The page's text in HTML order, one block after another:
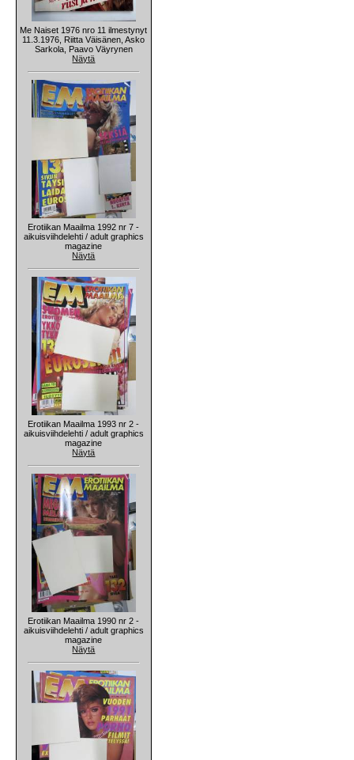
Me Naiset 1976 nro 11 ilmestynyt
11.3.1976, Riitta Väisänen, Asko
Sarkola, Paavo Väyrynen
Näytä
Erotiikan Maailma 1992 nr 7 -
aikuisviihdelehti / adult graphics
magazine
Näytä
Erotiikan Maailma 1993 nr 2 -
aikuisviihdelehti / adult graphics
magazine
Näytä
Erotiikan Maailma 1990 nr 2 -
aikuisviihdelehti / adult graphics
magazine
Näytä